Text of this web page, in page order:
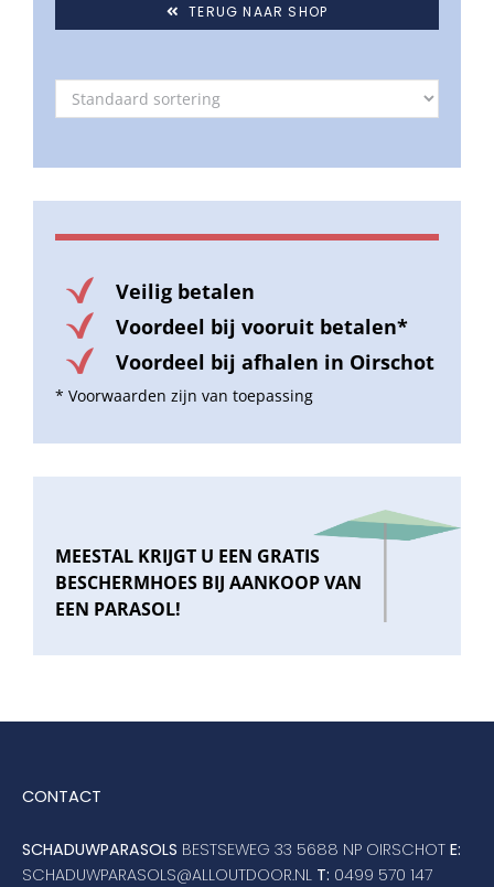
TERUG NAAR SHOP
Veilig betalen
Voordeel bij vooruit betalen*
Voordeel bij afhalen in Oirschot
* Voorwaarden zijn van toepassing
MEESTAL KRIJGT U EEN GRATIS
BESCHERMHOES BIJ AANKOOP VAN
EEN PARASOL!
CONTACT
SCHADUWPARASOLS BESTSEWEG 33 5688 NP OIRSCHOT E:
SCHADUWPARASOLS@ALLOUTDOOR.NL T: 0499 570 147